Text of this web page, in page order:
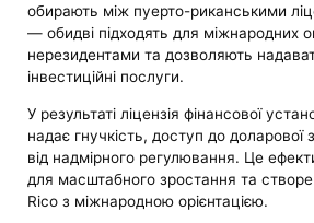
обирають між пуерто-риканськими
— обидві підходять для міжнародних
нерезидентами та дозволяють
інвестиційні послуги.
У результаті ліцензія фінансової
надає гнучкість, доступ до доларової
від надмірного регулювання. Це
для масштабного зростання та
Rico з міжнародною орієнтацією.